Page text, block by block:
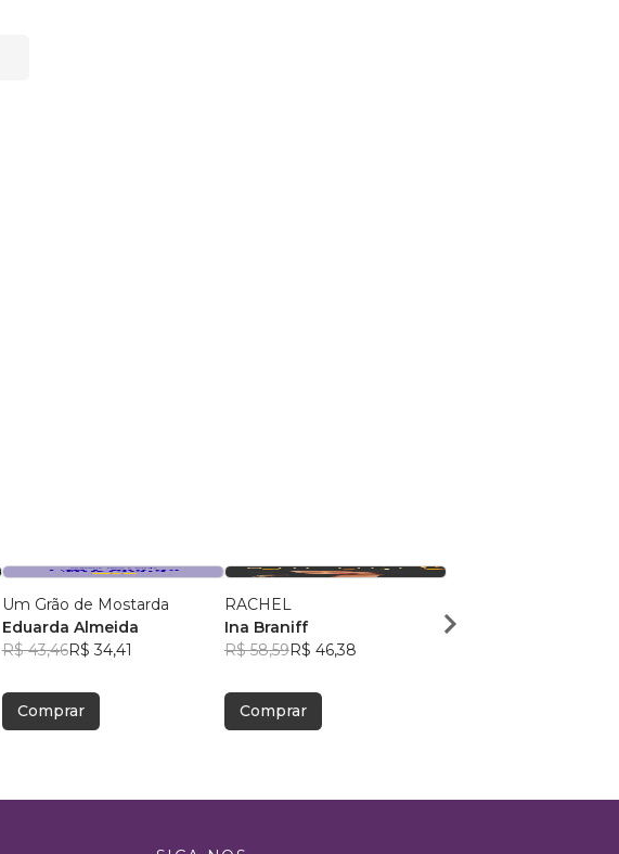
Um Grão de Mostarda
Eduarda Almeida
R$ 43,46R$ 34,41
Comprar
RACHEL
Ina Braniff
R$ 58,59R$ 46,38
Comprar
MULTIEMPRESÁRIO